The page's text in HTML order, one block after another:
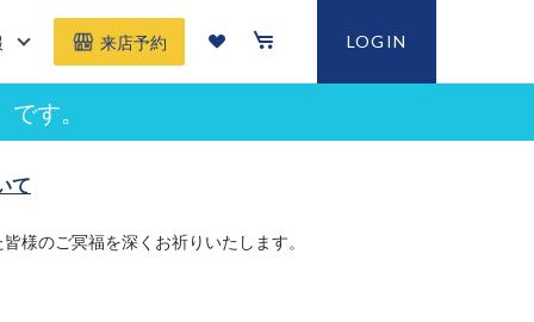
来店予約 LOGIN
す。
て
様のご冥福を深くお祈りいたします。